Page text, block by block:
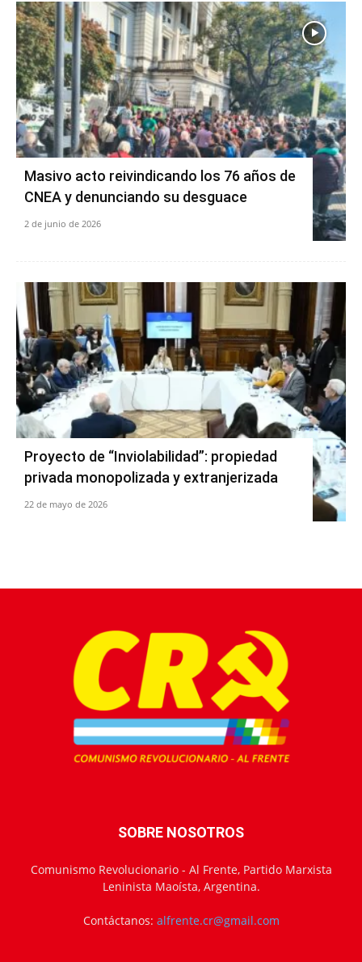
Masivo acto reivindicando los 76 años de
CNEA y denunciando su desguace
2 de junio de 2026
Proyecto de “Inviolabilidad”: propiedad
privada monopolizada y extranjerizada
22 de mayo de 2026
SOBRE NOSOTROS
Comunismo Revolucionario - Al Frente, Partido Marxista
Leninista Maoísta, Argentina.
Contáctanos: alfrente.cr@gmail.com